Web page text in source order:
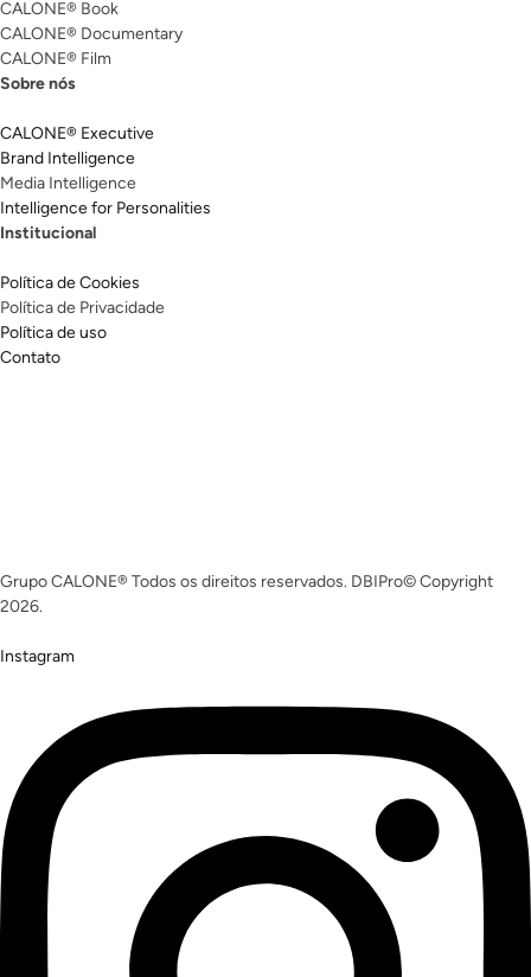
CALONE® Book
CALONE® Documentary
CALONE® Film
Sobre nós
CALONE® Executive
Brand Intelligence
Media Intelligence
Intelligence for Personalities
Institucional
Política de Cookies
Política de Privacidade
Política de uso
Contato
Grupo CALONE® Todos os direitos reservados. DBIPro© Copyright
2026.
Instagram